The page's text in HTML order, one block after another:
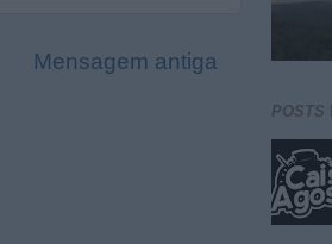
Mensagem antiga
POSTS